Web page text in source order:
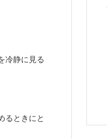
冷静に見る
るときにと